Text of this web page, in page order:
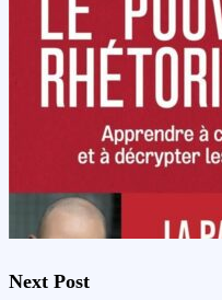
Next Post